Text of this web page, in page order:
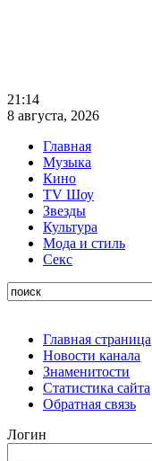
21:14
8 августа, 2026
Главная
Музыка
Кино
TV Шоу
Звезды
Культура
Мода и стиль
Секс
Главная страница
Новости канала
Знаменитости
Статистика сайта
Обратная связь
Логин